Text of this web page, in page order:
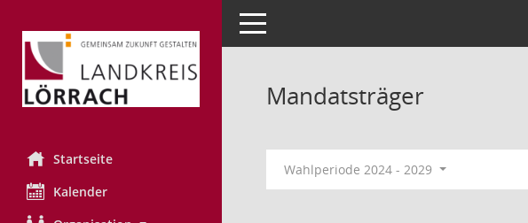
Startseite
Kalender
Toggle navigation
Mandatsträger
Wahlperiode 2024 - 2029